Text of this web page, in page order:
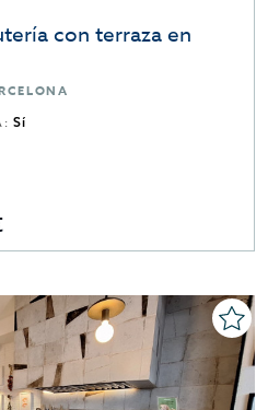
con terraza en
Sí